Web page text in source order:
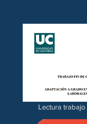
Lectura